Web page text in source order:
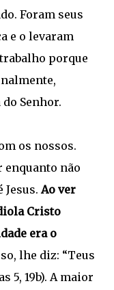
Foram seus
e o levaram
porque
Senhor.
os nossos.
enquanto não
Jesus.Ao ver
Cristo
era o
lhe diz: “Teus
5, 19b). A maior